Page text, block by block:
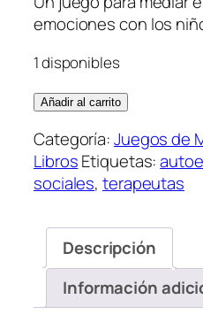
emociones con los
1 disponibles
Añadir al carrito
Categoría:Juegos de
LibrosEtiquetas:
sociales,terapeutas
Descripción
Información